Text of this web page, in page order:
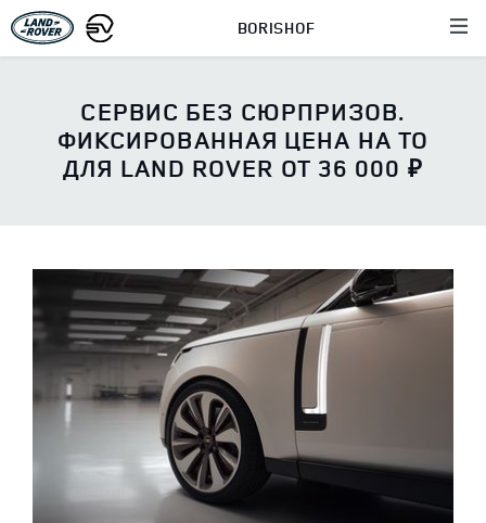
BORISHOF
СЕРВИС БЕЗ СЮРПРИЗОВ.
ФИКСИРОВАННАЯ ЦЕНА НА ТО
ДЛЯ LAND ROVER ОТ 36 000 ₽